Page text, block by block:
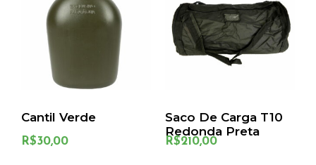
Cantil Verde
R$30,00
Saco De Carga T10
Redonda Preta
R$210,00